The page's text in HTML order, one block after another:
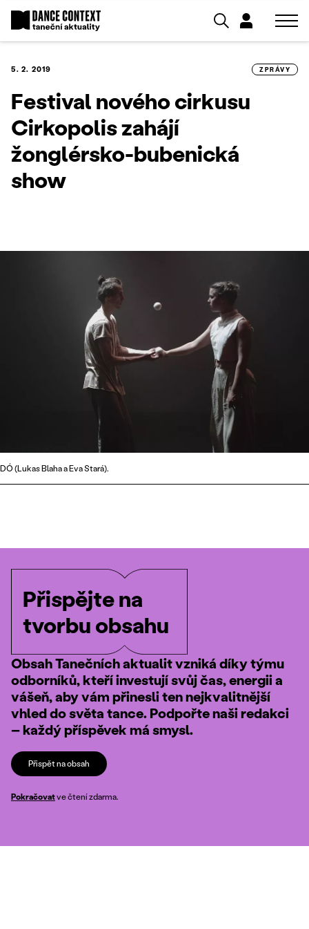
5. 2. 2019 ZPRÁVY
Festival nového cirkusu
Cirkopolis zahájí
žonglérsko-bubenická
show
DÓ (Lukas Blaha a Eva Stará).
Přispějte na
tvorbu obsahu
Obsah Tanečních aktualit vzniká díky týmu
odborníků, kteří investují svůj čas, energii a
vášeň, aby vám přinesli ten nejkvalitnější
vhled do světa tance. Podpořte naši redakci
– každý příspěvek má smysl.
Přispět na obsah
Pokračovatve čtení zdarma.